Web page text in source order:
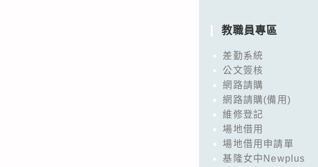
教職員專區
差勤系統
公文簽核
網路請購
網路請購(備用)
維修登記
場地借用
場地借用申請單
基隆女中Newplus